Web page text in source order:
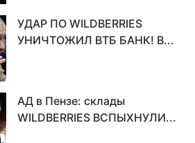
УДАР ПО WILDBERRIES
УНИЧТОЖИЛ ВТБ БАНК! В...
АД в Пензе: склады
WILDBERRIES ВСПЫХНУЛИ...